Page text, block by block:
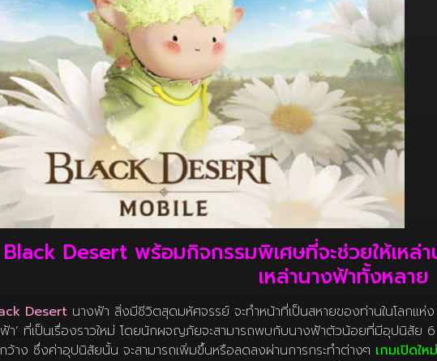
Desert พร้อมกิจกรรมพิเศษที่จะช่วยให้เห
เหล่านางฟ้าทั้งหลาย
งฟ้า’ ที่เป็นเรื่องราวใหม่ โดยนักผจญภัยจะสามารถพบกับนางฟ้าตัวน้อยที่มีอุปนิสัย
กว้าง ซึ่งค่าอุปนิสัยนั้น จะสามารถเพิ่มขึ้นหรือลดลงผ่านการกระทำต่างๆเกมเปิดใหม่
ด้วย